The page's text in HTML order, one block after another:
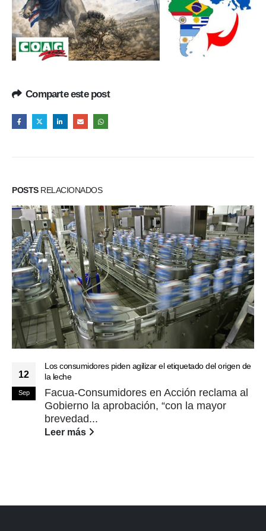
Comparte este post
POSTSRELACIONADOS
12
Sep
Los consumidores piden agilizar el etiquetado del origen de
la leche
Facua-Consumidores en Acción reclama al
Gobierno la aprobación, “con la mayor
brevedad...
Leer más